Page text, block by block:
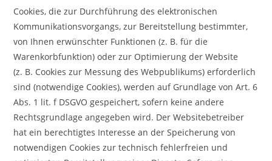
Cookies, die zur Durchführung des elektronischen
Kommunikationsvorgangs, zur Bereitstellung bestimmter,
von Ihnen erwünschter Funktionen (z. B. für die
Warenkorbfunktion) oder zur Optimierung der Website
(z. B. Cookies zur Messung des Webpublikums) erforderlich
sind (notwendige Cookies), werden auf Grundlage von Art. 6
Abs. 1 lit. f DSGVO gespeichert, sofern keine andere
Rechtsgrundlage angegeben wird. Der Websitebetreiber
hat ein berechtigtes Interesse an der Speicherung von
notwendigen Cookies zur technisch fehlerfreien und